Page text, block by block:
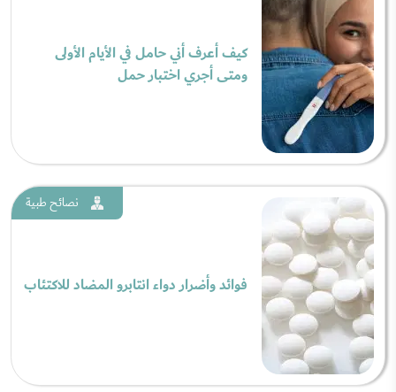
كيف أعرف أني حامل في الأيام الأولى
ومتى أجري اختبار حمل
نصائح طبية
فوائد وأضرار دواء انتابرو المضاد للاكتئاب